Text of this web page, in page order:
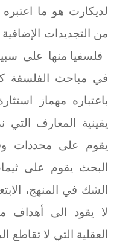
لديكارت هو ما
من التجديدات الإضافية
فلسفيا منها على
في مباحث الفلسفة
باعتباره مهماز
يقينية المعارف التي
يقوم على محددات
البحث يقوم على
الشك في المنهج،
لا يقود الى أهداف
العقلية التي لا تقاطع